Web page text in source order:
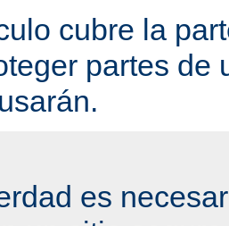
cubre la
partes de
es